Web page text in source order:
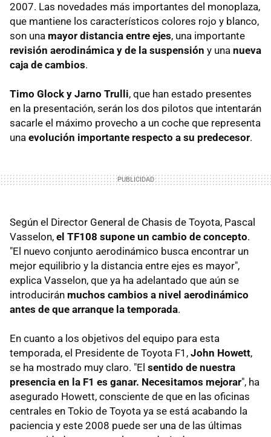
2007. Las novedades más importantes del monoplaza,
que mantiene los característicos colores rojo y blanco,
son una mayor distancia entre ejes, una importante
revisión aerodinámica y de la suspensión y una nueva
caja de cambios.
Timo Glock y Jarno Trulli, que han estado presentes
en la presentación, serán los dos pilotos que intentarán
sacarle el máximo provecho a un coche que representa
una evolución importante respecto a su predecesor.
Según el Director General de Chasis de Toyota, Pascal
Vasselon, el TF108 supone un cambio de concepto.
"El nuevo conjunto aerodinámico busca encontrar un
mejor equilibrio y la distancia entre ejes es mayor",
explica Vasselon, que ya ha adelantado que aún se
introducirán muchos cambios a nivel aerodinámico
antes de que arranque la temporada.
En cuanto a los objetivos del equipo para esta
temporada, el Presidente de Toyota F1, John Howett,
se ha mostrado muy claro. "El sentido de nuestra
presencia en la F1 es ganar. Necesitamos mejorar", ha
asegurado Howett, consciente de que en las oficinas
centrales en Tokio de Toyota ya se está acabando la
paciencia y este 2008 puede ser una de las últimas